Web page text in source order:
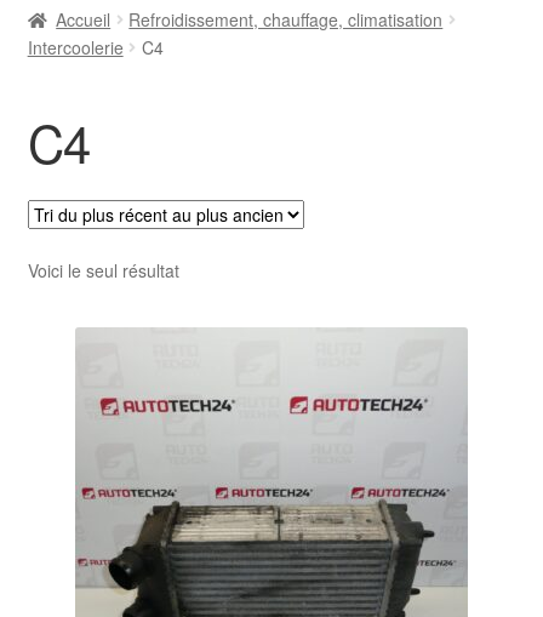
Contact
Livraison
Politique de confidentialité
Procédure de Réclamation
Accueil
Refroidissement, chauffage, climatisation
Intercoolerie
C4
C4
Voici le seul résultat